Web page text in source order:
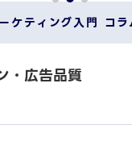
ケティング入門 コラ
・広告品質